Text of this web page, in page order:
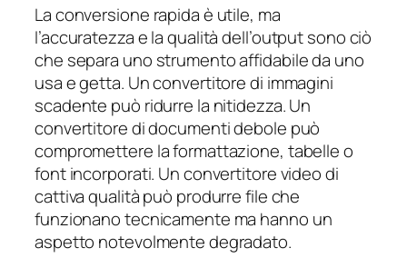
La conversione rapida è utile, ma
l’accuratezza e la qualità dell’output sono ciò
che separa uno strumento affidabile da uno
usa e getta. Un convertitore di immagini
scadente può ridurre la nitidezza. Un
convertitore di documenti debole può
compromettere la formattazione, tabelle o
font incorporati. Un convertitore video di
cattiva qualità può produrre file che
funzionano tecnicamente ma hanno un
aspetto notevolmente degradato.